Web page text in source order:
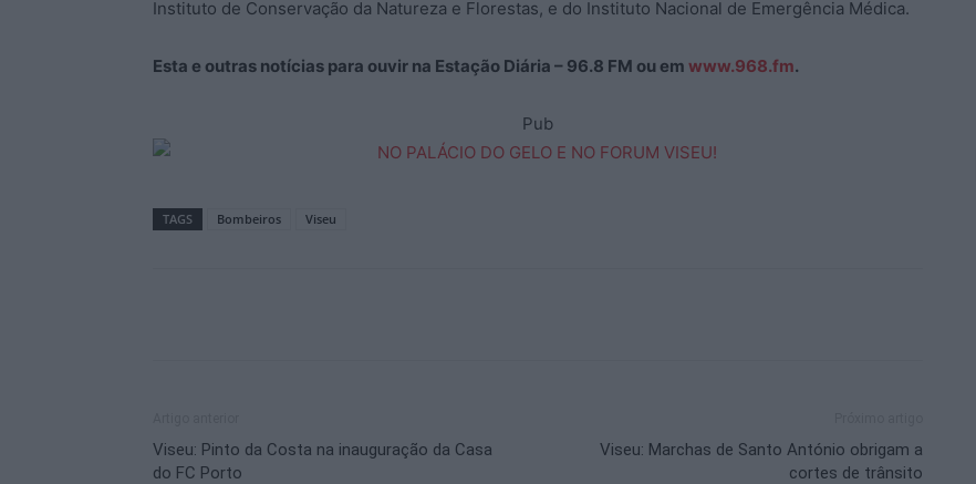
Instituto de Conservação da Natureza e Florestas, e do Instituto Nacional de Emergência Médica.
Esta e outras notícias para ouvir na Estação Diária – 96.8 FM ou em www.968.fm.
Pub
TAGS Bombeiros Viseu
Viseu: Pinto da Costa na inauguração da Casa
do FC Porto
Viseu: Marchas de Santo António obrigam a
cortes de trânsito